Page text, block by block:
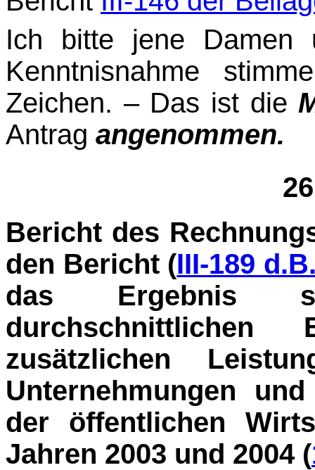
Ich bitte jene Damen
Kenntnisnahme
Zeichen. – Das ist die
Antrag ange­nommen.
Bericht des
den Bericht (III-189
das Ergebnis
zusätzlichen
Unterneh­mungen
der öffentlichen
Jahren 2003 und 2004 (